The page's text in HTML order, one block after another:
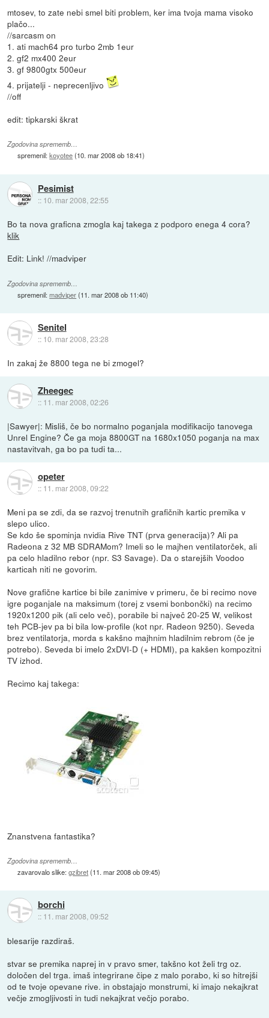
mtosev, to zate nebi smel biti problem, ker ima tvoja mama visoko
plačo...
//sarcasm on
1. ati mach64 pro turbo 2mb 1eur
2. gf2 mx400 2eur
3. gf 9800gtx 500eur
4. prijatelji - neprecenljivo
//off
edit: tipkarski škrat
Zgodovina sprememb…
spremenil:koyotee(10. mar 2008 ob 18:41)
Pesimist
:: 10. mar 2008, 22:55
Bo ta nova graficna zmogla kaj takega z podporo enega 4 cora?
klik
Edit: Link! //madviper
Zgodovina sprememb…
spremenil:madviper(11. mar 2008 ob 11:40)
Senitel
:: 10. mar 2008, 23:28
In zakaj že 8800 tega ne bi zmogel?
Zheegec
:: 11. mar 2008, 02:26
|Sawyer|: Misliš, če bo normalno poganjala modifikacijo tanovega
Unrel Engine? Če ga moja 8800GT na 1680x1050 poganja na max
nastavitvah, ga bo pa tudi ta...
opeter
:: 11. mar 2008, 09:22
Meni pa se zdi, da se razvoj trenutnih grafičnih kartic premika v
slepo ulico.
Se kdo še spominja nvidia Rive TNT (prva generacija)? Ali pa
Radeona z 32 MB SDRAMom? Imeli so le majhen ventilatorček, ali
pa celo hladilno rebor (npr. S3 Savage). Da o starejših Voodoo
karticah niti ne govorim.
Nove grafične kartice bi bile zanimive v primeru, če bi recimo nove
igre poganjale na maksimum (torej z vsemi bonbončki) na recimo
1920x1200 pik (ali celo več), porabile bi največ 20-25 W, velikost
teh PCB-jev pa bi bila low-profile (kot npr. Radeon 9250). Seveda
brez ventilatorja, morda s kakšno majhnim hladilnim rebrom (če je
potrebo). Seveda bi imelo 2xDVI-D (+ HDMI), pa kakšen kompozitni
TV izhod.
Recimo kaj takega:
Znanstvena fantastika?
Zgodovina sprememb…
zavarovalo slike:gzibret(11. mar 2008 ob 09:45)
borchi
:: 11. mar 2008, 09:52
blesarije razdiraš.
stvar se premika naprej in v pravo smer, takšno kot želi trg oz.
določen del trga. imaš integrirane čipe z malo porabo, ki so hitrejši
od te tvoje opevane rive. in obstajajo monstrumi, ki imajo nekajkrat
večje zmogljivosti in tudi nekajkrat večjo porabo.